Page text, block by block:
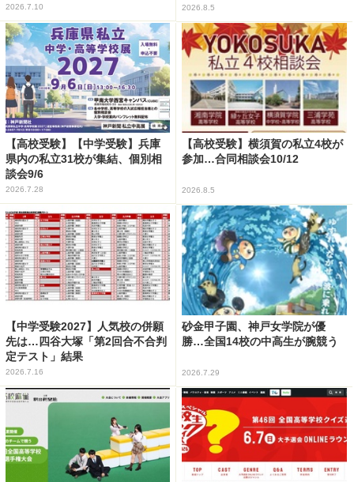
2026.7.10 2026.8.5
【高校受験】【中学受験】兵庫
県内の私立31校が集結、個別相
談会9/6
2026.7.28
【高校受験】横須賀の私立4校が
参加…合同相談会10/12
2026.8.5
【中学受験2027】人気校の併願
先は…四谷大塚「第2回合不合判
定テスト」結果
2026.7.16
砂金甲子園、神戸女学院が優
勝…全国14校の中高生が腕競う
2026.7.29